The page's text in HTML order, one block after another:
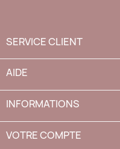
SERVICE CLIENT
AIDE
INFORMATIONS
VOTRE COMPTE